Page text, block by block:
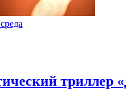
триллер